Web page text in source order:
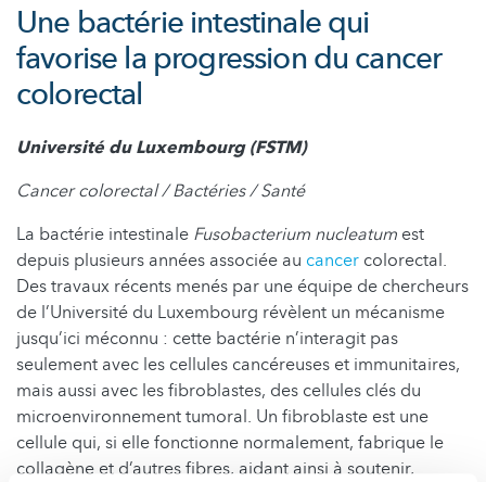
Une bactérie intestinale qui
favorise la progression du cancer
colorectal
Université du Luxembourg (FSTM)
Cancer colorectal / Bactéries / Santé
La bactérie intestinale Fusobacterium nucleatum est
depuis plusieurs années associée au cancer colorectal.
Des travaux récents menés par une équipe de chercheurs
de l’Université du Luxembourg révèlent un mécanisme
jusqu’ici méconnu : cette bactérie n’interagit pas
seulement avec les cellules cancéreuses et immunitaires,
mais aussi avec les fibroblastes, des cellules clés du
microenvironnement tumoral. Un fibroblaste est une
cellule qui, si elle fonctionne normalement, fabrique le
collagène et d’autres fibres, aidant ainsi à soutenir,